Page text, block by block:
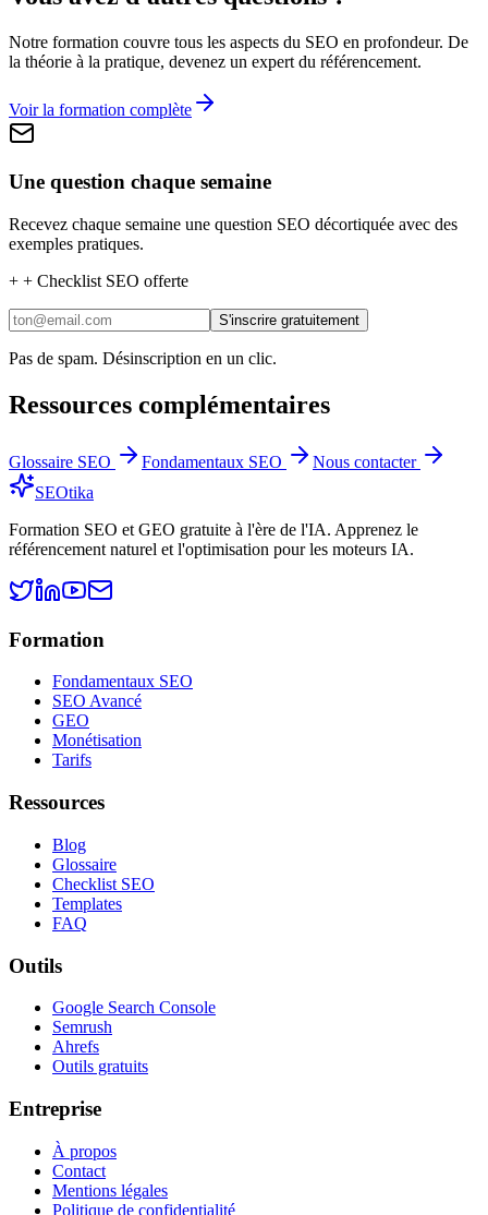
Notre formation couvre tous les aspects du SEO en profondeur. De
la théorie à la pratique, devenez un expert du référencement.
Voir la formation complète
Une question chaque semaine
Recevez chaque semaine une question SEO décortiquée avec des
exemples pratiques.
+ + Checklist SEO offerte
S'inscrire gratuitement
Pas de spam. Désinscription en un clic.
Ressources complémentaires
Glossaire SEO Fondamentaux SEO
Nous contacter
SEOtika
Formation SEO et GEO gratuite à l'ère de l'IA. Apprenez le
référencement naturel et l'optimisation pour les moteurs IA.
Formation
Fondamentaux SEO
SEO Avancé
GEO
Monétisation
Tarifs
Ressources
Blog
Glossaire
Checklist SEO
Templates
FAQ
Outils
Google Search Console
Semrush
Ahrefs
Outils gratuits
Entreprise
À propos
Contact
Mentions légales
Politique de confidentialité